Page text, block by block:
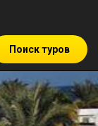
Поиск туров